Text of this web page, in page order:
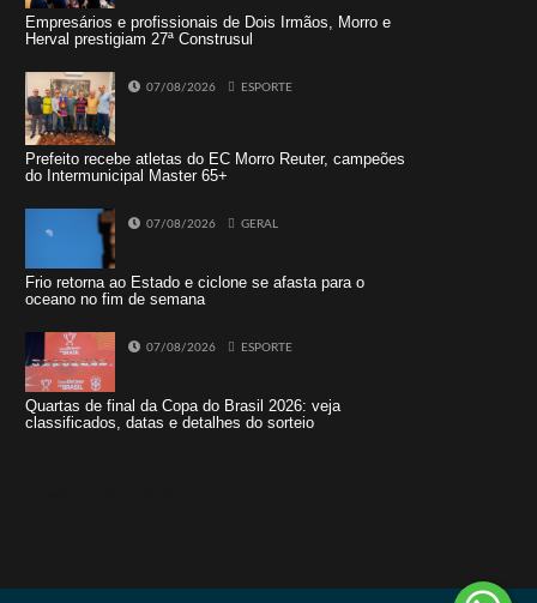
Empresários e profissionais de Dois Irmãos, Morro e
Herval prestigiam 27ª Construsul
07/08/2026 ESPORTE
Prefeito recebe atletas do EC Morro Reuter, campeões
do Intermunicipal Master 65+
07/08/2026 GERAL
Frio retorna ao Estado e ciclone se afasta para o
oceano no fim de semana
07/08/2026 ESPORTE
Quartas de final da Copa do Brasil 2026: veja
classificados, datas e detalhes do sorteio